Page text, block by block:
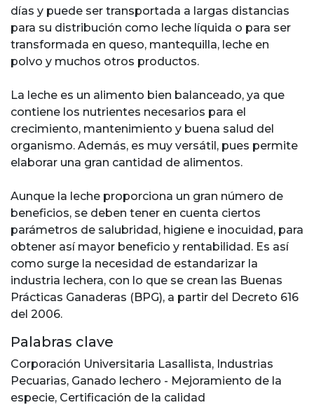
días y puede ser transportada a largas distancias
para su distribución como leche líquida o para ser
transformada en queso, mantequilla, leche en
polvo y muchos otros productos.
La leche es un alimento bien balanceado, ya que
contiene los nutrientes necesarios para el
crecimiento, mantenimiento y buena salud del
organismo. Además, es muy versátil, pues permite
elaborar una gran cantidad de alimentos.
Aunque la leche proporciona un gran número de
beneficios, se deben tener en cuenta ciertos
parámetros de salubridad, higiene e inocuidad, para
obtener así mayor beneficio y rentabilidad. Es así
como surge la necesidad de estandarizar la
industria lechera, con lo que se crean las Buenas
Prácticas Ganaderas (BPG), a partir del Decreto 616
del 2006.
Palabras clave
Corporación Universitaria Lasallista, Industrias
Pecuarias, Ganado lechero - Mejoramiento de la
especie, Certificación de la calidad